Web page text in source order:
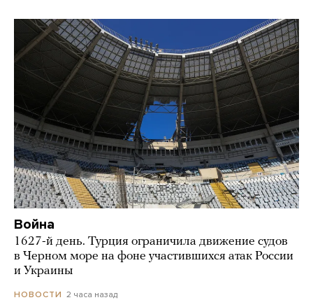
Война
1627-й день. Турция ограничила движение судов
в Черном море на фоне участившихся атак России
и Украины
НОВОСТИ 2 часа назад